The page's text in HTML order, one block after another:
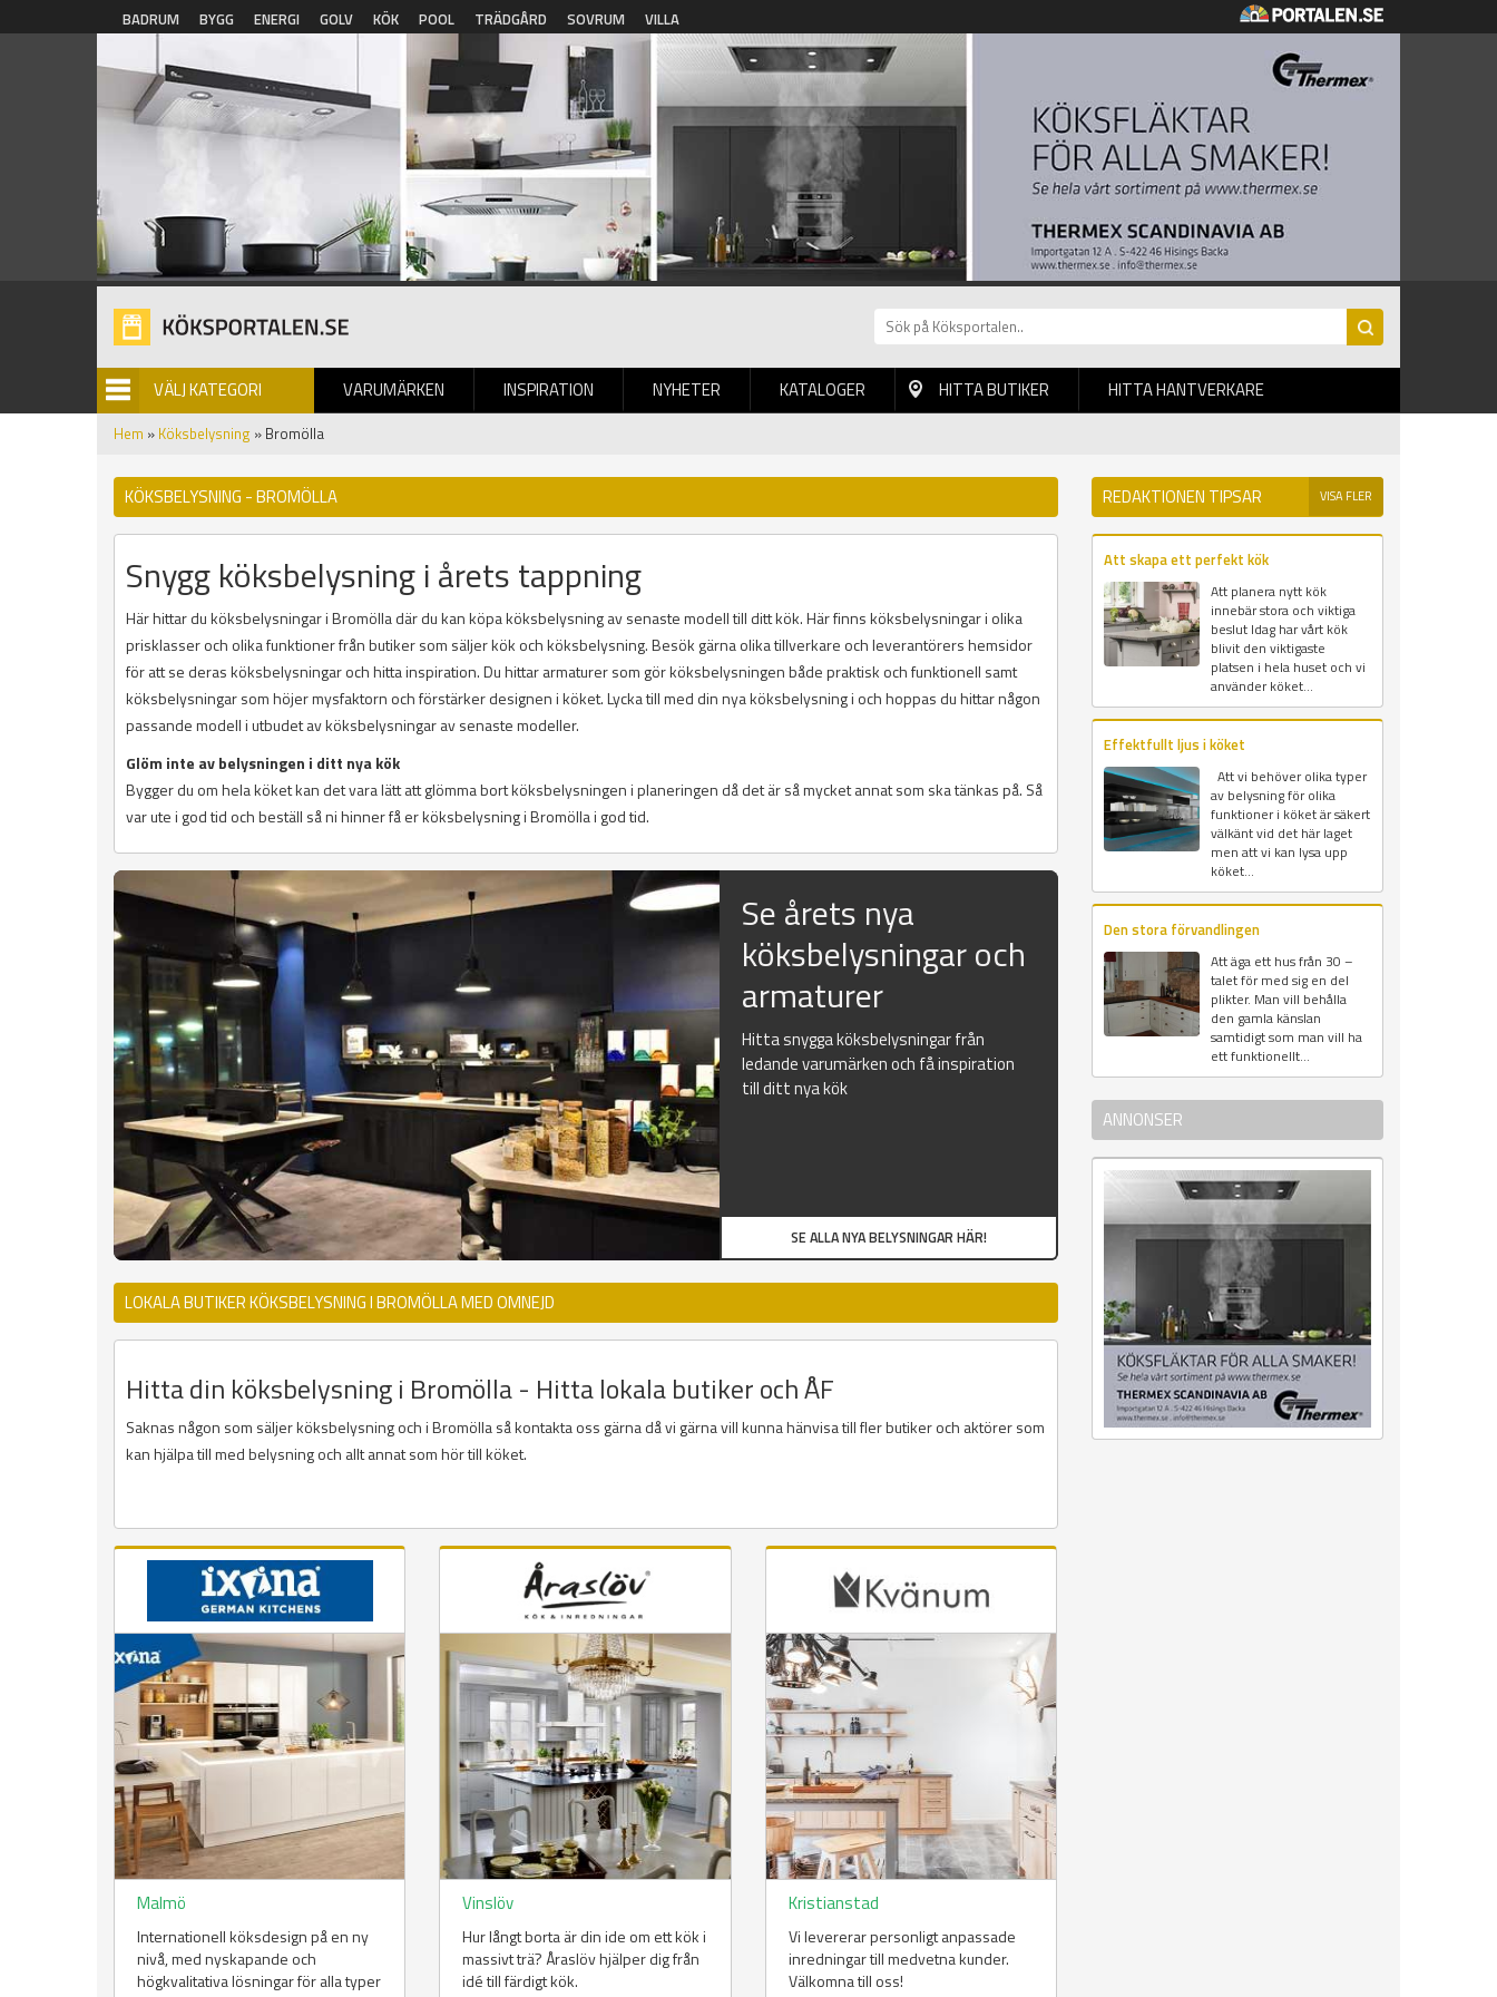
Hoppa till huvudinnehåll
BADRUM BYGG ENERGI GOLV KÖK POOL TRÄDGÅRD SOVRUM VILLA
VÄLJ KATEGORI VARUMÄRKEN INSPIRATION NYHETER
BILDGALLERI KATALOGER HITTA BUTIKER HITTA HANTVERKARE
Hem » Köksbelysning » Bromölla
KÖKSBELYSNING - BROMÖLLA
Snygg köksbelysning i årets tappning
Här hittar du köksbelysningar i Bromölla där du kan köpa köksbelysning av senaste modell till ditt kök. Här finns köksbelysningar i olika
prisklasser och olika funktioner från butiker som säljer kök och köksbelysning. Besök gärna olika tillverkare och leverantörers hemsidor
för att se deras köksbelysningar och hitta inspiration. Du hittar armaturer som gör köksbelysningen både praktisk och funktionell samt
köksbelysningar som höjer mysfaktorn och förstärker designen i köket. Lycka till med din nya köksbelysning i och hoppas du hittar någon
passande modell i utbudet av köksbelysningar av senaste modeller.
Glöm inte av belysningen i ditt nya kök
Bygger du om hela köket kan det vara lätt att glömma bort köksbelysningen i planeringen då det är så mycket annat som ska tänkas på. Så
var ute i god tid och beställ så ni hinner få er köksbelysning i Bromölla i god tid.
Se årets nya
köksbelysningar och
armaturer
Hitta snygga köksbelysningar från
ledande varumärken och få inspiration
till ditt nya kök
SE ALLA NYA BELYSNINGAR HÄR!
LOKALA BUTIKER KÖKSBELYSNING I BROMÖLLA MED OMNEJD
Hitta din köksbelysning i Bromölla - Hitta lokala butiker och ÅF
Saknas någon som säljer köksbelysning och i Bromölla så kontakta oss gärna då vi gärna vill kunna hänvisa till fler butiker och aktörer som
kan hjälpa till med belysning och allt annat som hör till köket.
Malmö
Internationell köksdesign på en ny
nivå, med nyskapande och
högkvalitativa lösningar för alla typer
Vinslöv
Hur långt borta är din ide om ett kök i
massivt trä? Åraslöv hjälper dig från
idé till färdigt kök.
Kristianstad
Vi levererar personligt anpassade
inredningar till medvetna kunder.
Välkomna till oss!
REDAKTIONEN TIPSAR VISA FLER
Att skapa ett perfekt kök
Att planera nytt kök
innebär stora och viktiga
beslut Idag har vårt kök
blivit den viktigaste
platsen i hela huset och vi
använder köket...
Effektfullt ljus i köket
Att vi behöver olika typer
av belysning för olika
funktioner i köket är säkert
välkänt vid det här laget
men att vi kan lysa upp
köket...
Den stora förvandlingen
Att äga ett hus från 30 –
talet för med sig en del
plikter. Man vill behålla
den gamla känslan
samtidigt som man vill ha
ett funktionellt...
ANNONSER